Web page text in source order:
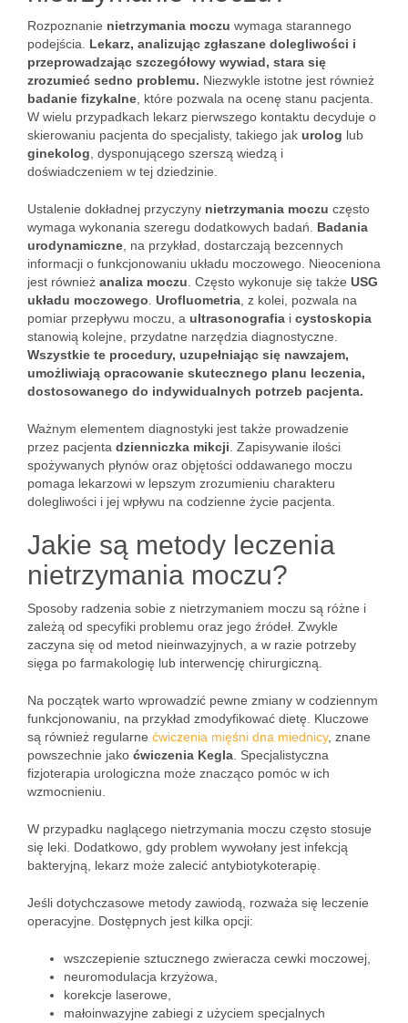
Rozpoznanie nietrzymania moczu wymaga starannego
podejścia. Lekarz, analizując zgłaszane dolegliwości i
przeprowadzając szczegółowy wywiad, stara się
zrozumieć sedno problemu. Niezwykle istotne jest również
badanie fizykalne , które pozwala na ocenę stanu pacjenta.
W wielu przypadkach lekarz pierwszego kontaktu decyduje o
skierowaniu pacjenta do specjalisty, takiego jak urolog lub
ginekolog , dysponującego szerszą wiedzą i
doświadczeniem w tej dziedzinie.
Ustalenie dokładnej przyczyny nietrzymania moczu często
wymaga wykonania szeregu dodatkowych badań. Badania
urodynamiczne , na przykład, dostarczają bezcennych
informacji o funkcjonowaniu układu moczowego. Nieoceniona
jest również analiza moczu . Często wykonuje się także USG
układu moczowego Urofluometria , z kolei, pozwala na
pomiar przepływu moczu, a ultrasonografia i cystoskopia
stanowią kolejne, przydatne narzędzia diagnostyczne.
Wszystkie te procedury, uzupełniając się nawzajem,
umożliwiają opracowanie skutecznego planu leczenia,
dostosowanego do indywidualnych potrzeb pacjenta.
Ważnym elementem diagnostyki jest także prowadzenie
przez pacjenta dzienniczka mikcji . Zapisywanie ilości
spożywanych płynów oraz objętości oddawanego moczu
pomaga lekarzowi w lepszym zrozumieniu charakteru
dolegliwości i jej wpływu na codzienne życie pacjenta.
Jakie są metody leczenia
nietrzymania moczu?
Sposoby radzenia sobie z nietrzymaniem moczu są różne i
zależą od specyfiki problemu oraz jego źródeł. Zwykle
zaczyna się od metod nieinwazyjnych, a w razie potrzeby
sięga po farmakologię lub interwencję chirurgiczną.
Na początek warto wprowadzić pewne zmiany w codziennym
funkcjonowaniu, na przykład zmodyfikować dietę. Kluczowe
są również regularne ćwiczenia mięśni dna miednicy, znane
powszechnie jako ćwiczenia Kegla . Specjalistyczna
fizjoterapia urologiczna może znacząco pomóc w ich
wzmocnieniu.
W przypadku naglącego nietrzymania moczu często stosuje
się leki. Dodatkowo, gdy problem wywołany jest infekcją
bakteryjną, lekarz może zalecić antybiotykoterapię.
Jeśli dotychczasowe metody zawiodą, rozważa się leczenie
operacyjne. Dostępnych jest kilka opcji:
wszczepienie sztucznego zwieracza cewki moczowej,
neuromodulacja krzyżowa,
korekcje laserowe,
małoinwazyjne zabiegi z użyciem specjalnych